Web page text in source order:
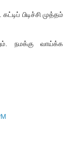
பிடிச்சி முத்தம்
நமக்கு வாய்க்க